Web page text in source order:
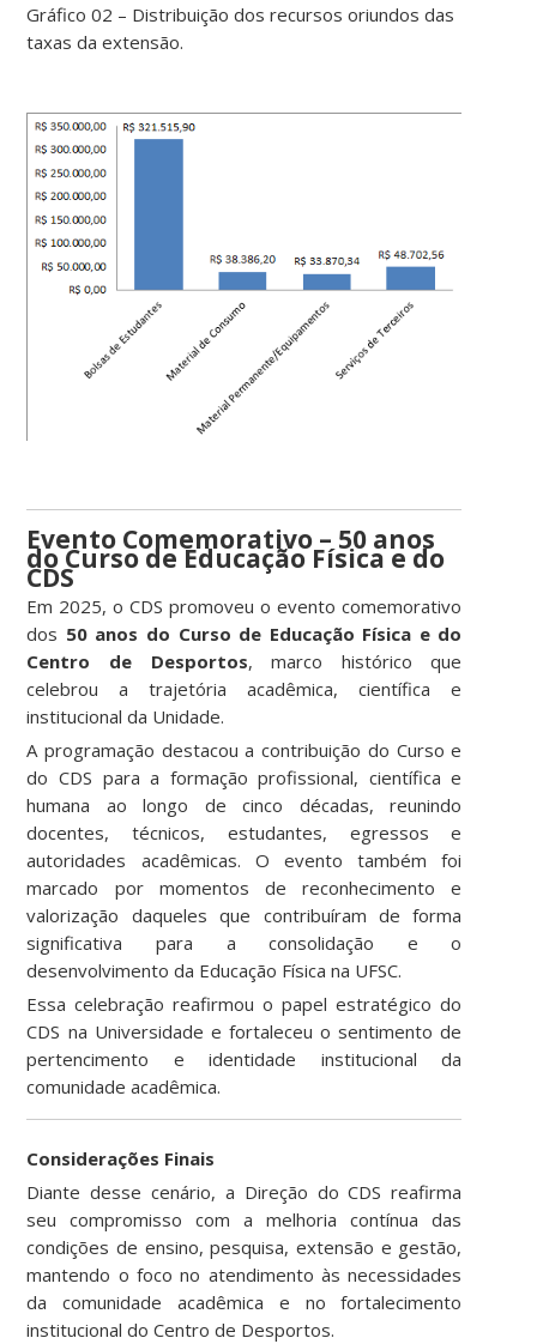
Gráfico 02 – Distribuição dos recursos oriundos das
taxas da extensão.
Evento Comemorativo – 50 anos
do Curso de Educação Física e do
CDS
Em 2025, o CDS promoveu o evento comemorativo
dos 50 anos do Curso de Educação Física e do
Centro de Desportos, marco histórico que
celebrou a trajetória acadêmica, científica e
institucional da Unidade.
A programação destacou a contribuição do Curso e
do CDS para a formação profissional, científica e
humana ao longo de cinco décadas, reunindo
docentes, técnicos, estudantes, egressos e
autoridades acadêmicas. O evento também foi
marcado por momentos de reconhecimento e
valorização daqueles que contribuíram de forma
significativa para a consolidação e o
desenvolvimento da Educação Física na UFSC.
Essa celebração reafirmou o papel estratégico do
CDS na Universidade e fortaleceu o sentimento de
pertencimento e identidade institucional da
comunidade acadêmica.
Considerações Finais
Diante desse cenário, a Direção do CDS reafirma
seu compromisso com a melhoria contínua das
condições de ensino, pesquisa, extensão e gestão,
mantendo o foco no atendimento às necessidades
da comunidade acadêmica e no fortalecimento
institucional do Centro de Desportos.